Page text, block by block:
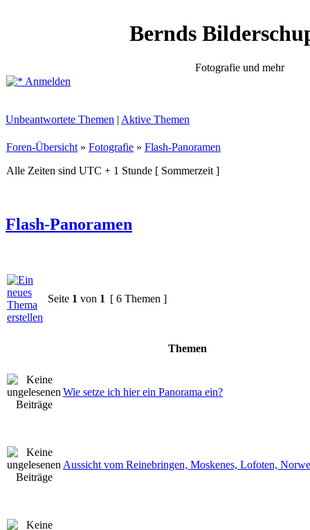
Bernds
Fotografie und mehr
Anmelden
Unbeantwortete Themen | Aktive Themen
Foren-Übersicht » Fotografie » Flash-Panoramen
Alle Zeiten sind UTC + 1 Stunde [ Sommerzeit ]
Flash-Panoramen
Seite 1 von 1 [ 6 Themen ]
Themen
Wie setze ich hier ein Panorama ein?
Aussicht vom Reinebringen, Moskenes, Lofoten,